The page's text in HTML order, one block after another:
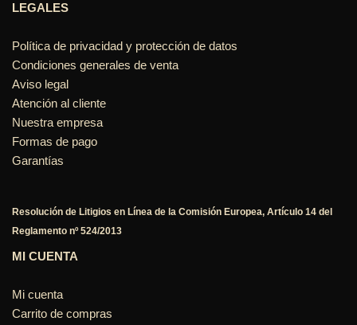
LEGALES
Política de privacidad y protección de datos
Condiciones generales de venta
Aviso legal
Atención al cliente
Nuestra empresa
Formas de pago
Garantías
Resolución de Litigios en Línea de la Comisión Europea, Artículo 14 del
Reglamento nº 524/2013
MI CUENTA
Mi cuenta
Carrito de compras